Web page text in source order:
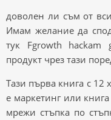
доволен ли съм от
Имам желание да
тук Fgrowth hackam
продукт чрез тази
Тази първа книга с 12
е маркетинг или
мрежи стъпка по